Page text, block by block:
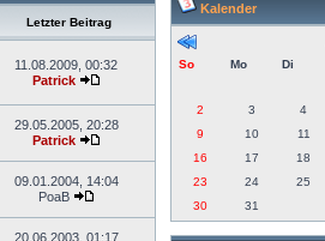
Letzter Beitrag
11.08.2009, 00:32
Patrick
29.05.2005, 20:28
Patrick
09.01.2004, 14:04
PoaB
20.06.2003, 01:17
Kalender
So Mo Di
2
3 4
9
10 11
16
17 18
23
24 25
30
31